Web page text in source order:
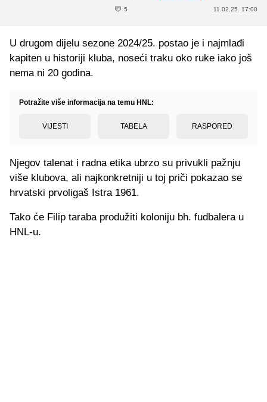
5 11.02.25. 17:00
U drugom dijelu sezone 2024/25. postao je i najmlađi
kapiten u historiji kluba, noseći traku oko ruke iako još
nema ni 20 godina.
Potražite više informacija na temu HNL:
VIJESTI TABELA RASPORED
Njegov talenat i radna etika ubrzo su privukli pažnju
više klubova, ali najkonkretniji u toj priči pokazao se
hrvatski prvoligaš Istra 1961.
Tako će Filip taraba produžiti koloniju bh. fudbalera u
HNL-u.